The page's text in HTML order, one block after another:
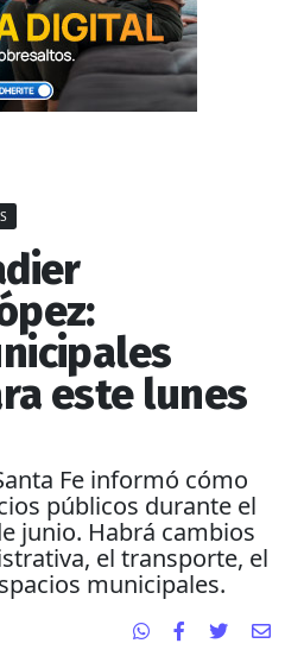
este lunes
Fe informó cómo
públicos durante el
junio. Habrá cambios
el transporte, el
municipales.